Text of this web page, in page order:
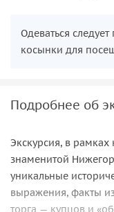
Одеваться
косынки для
Подробнее об
Экскурсия, в
знаменитой
уникальные
выражения, факты
торга — купцов и